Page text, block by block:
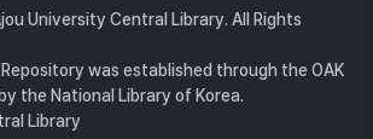
University Central Library. All Rights
was established through the OAK
the National Library of Korea.
Library